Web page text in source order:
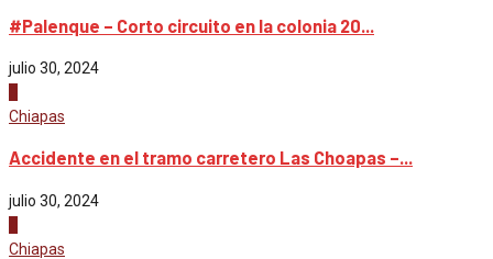
#Palenque – Corto circuito en la colonia 20...
julio 30, 2024
Chiapas
Accidente en el tramo carretero Las Choapas –...
julio 30, 2024
Chiapas